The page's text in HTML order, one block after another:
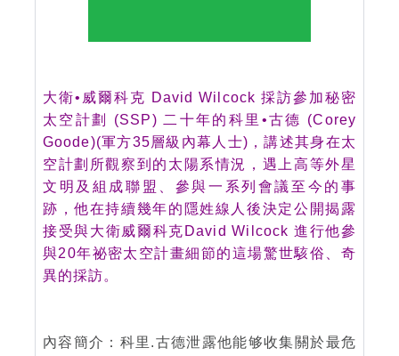
大衛•威爾科克 David Wilcock 採訪參加秘密
太空計劃 (SSP) 二十年的科里•古德 (Corey
Goode)(軍方35層級內幕人士)，講述其身在太
空計劃所觀察到的太陽系情況，遇上高等外星
文明及組成聯盟、參與一系列會議至今的事
跡，他在持續幾年的隱姓線人後決定公開揭露
接受與大衛威爾科克David Wilcock 進行他參
與20年祕密太空計畫細節的這場驚世駭俗、奇
異的採訪。
內容簡介：科里.古德泄露他能够收集關於最危